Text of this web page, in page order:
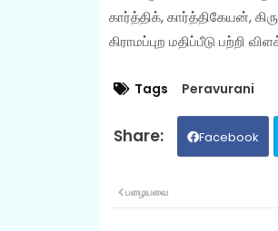
கார்த்திக், கார்த்திகேயன்,
கிராமப்புற மதிப்பீடு பற்றி
Tags Peravurani
Facebook
பழையவை